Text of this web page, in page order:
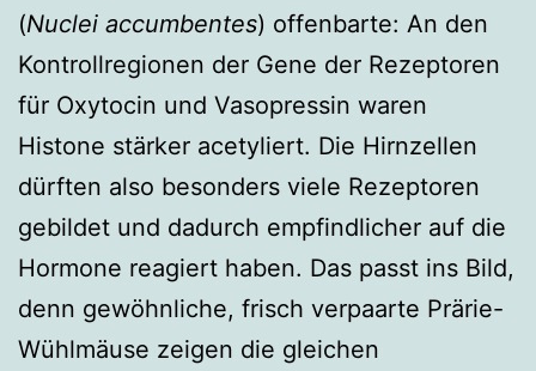
(Nuclei accumbentes) offenbarte: An den
Kontrollregionen der Gene der Rezeptoren
für Oxytocin und Vasopressin waren
Histone stärker acetyliert. Die Hirnzellen
dürften also besonders viele Rezeptoren
gebildet und dadurch empfindlicher auf die
Hormone reagiert haben. Das passt ins Bild,
denn gewöhnliche, frisch verpaarte Prärie-
Wühlmäuse zeigen die gleichen